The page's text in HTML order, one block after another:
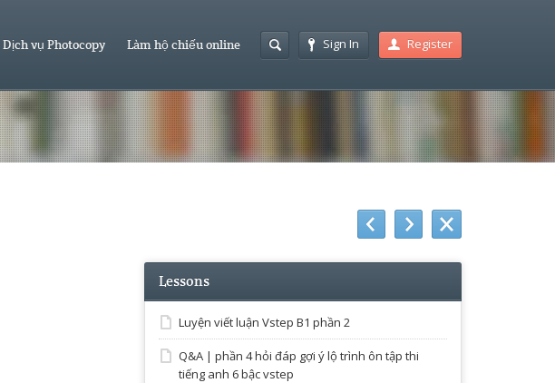
Sign In Register
Dịch vụ Photocopy Làm hộ chiếu online
Lessons
Luyện viết luận Vstep B1 phần 2
Q&A | phần 4 hỏi đáp gợi ý lộ trình ôn tập thi
tiếng anh 6 bậc vstep